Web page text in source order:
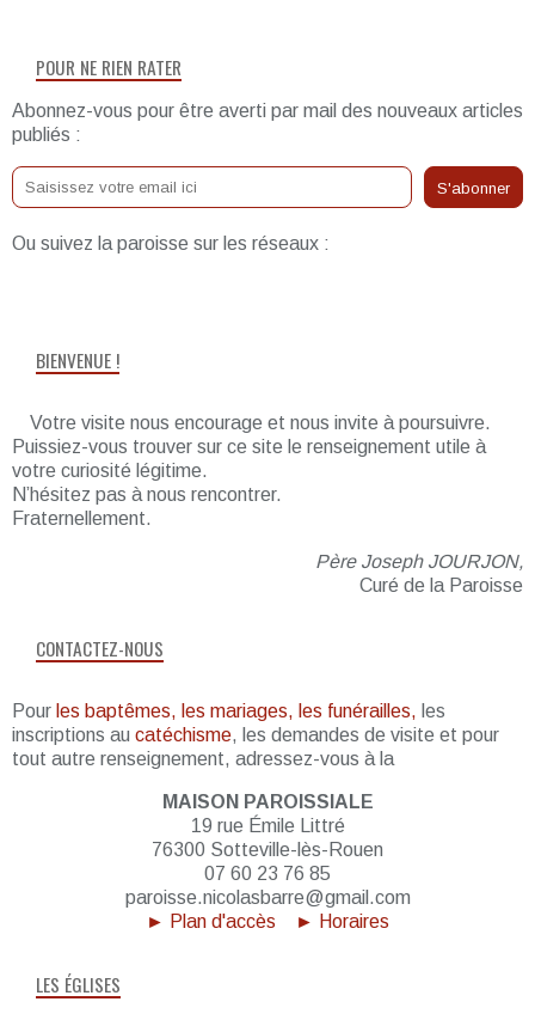
POUR NE RIEN RATER
Abonnez-vous pour être averti par mail des nouveaux articles
publiés :
Ou suivez la paroisse sur les réseaux :
BIENVENUE !
Votre visite nous encourage et nous invite à poursuivre.
Puissiez-vous trouver sur ce site le renseignement utile à
votre curiosité légitime.
N’hésitez pas à nous rencontrer.
Fraternellement.
Père Joseph JOURJON,
Curé de la Paroisse
CONTACTEZ-NOUS
Pour les baptêmes, les mariages, les funérailles, les
inscriptions au catéchisme, les demandes de visite et pour
tout autre renseignement, adressez-vous à la
MAISON PAROISSIALE
19 rue Émile Littré
76300 Sotteville-lès-Rouen
07 60 23 76 85
paroisse.nicolasbarre@gmail.com
► Plan d'accès
► Horaires
LES ÉGLISES